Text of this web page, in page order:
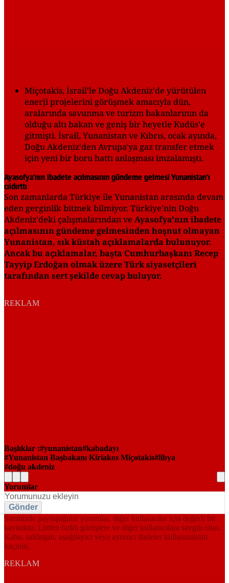
Miçotakis, İsrail'le Doğu Akdeniz'de yürütülen
enerji projelerini görüşmek amacıyla dün,
aralarında savunma ve turizm bakanlarının da
olduğu altı bakan ve geniş bir heyetle Kudüs'e
gitmişti. İsrail, Yunanistan ve Kıbrıs, ocak ayında,
Doğu Akdeniz'den Avrupa'ya gaz transfer etmek
için yeni bir boru hattı anlaşması imzalamıştı.
Ayasofya'nın ibadete açılmasının gündeme gelmesi Yunanistan'ı
çıldırttı
Son zamanlarda Türkiye ile Yunanistan arasında devam
eden gerginlik bitmek bilmiyor. Türkiye'nin Doğu
Akdeniz'deki çalışmalarından ve Ayasofya'nın ibadete
açılmasının gündeme gelmesinden hoşnut olmayan
Yunanistan, sık küstah açıklamalarda bulunuyor.
Ancak bu açıklamalar, başta Cumhurbaşkanı Recep
Tayyip Erdoğan olmak üzere Türk siyasetçileri
tarafından sert şekilde cevap buluyor.
REKLAM
Başlıklar : yunanistan kabadayı
Yunanistan Başbakanı Kiriakos Miçotakis libya
doğu akdeniz
Yorumlar
Gönder
Sitemizde paylaştığınız yorumlar, diğer kullanıcılar için değerli bir
kaynaktır. Lütfen farklı görüşlere ve diğer kullanıcılara saygılı olun.
Kaba, saldırgan, aşağılayıcı veya ayrımcı ifadeler kullanmaktan
kaçının.
REKLAM